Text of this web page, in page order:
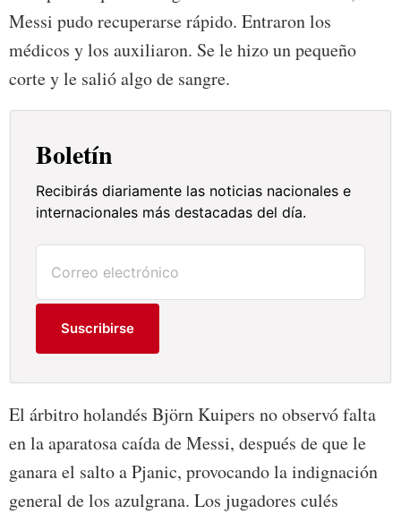
Messi pudo recuperarse rápido. Entraron los
médicos y los auxiliaron. Se le hizo un pequeño
corte y le salió algo de sangre.
Boletín
Recibirás diariamente las noticias nacionales e
internacionales más destacadas del día.
Suscribirse
El árbitro holandés Björn Kuipers no observó falta
en la aparatosa caída de Messi, después de que le
ganara el salto a Pjanic, provocando la indignación
general de los azulgrana. Los jugadores culés